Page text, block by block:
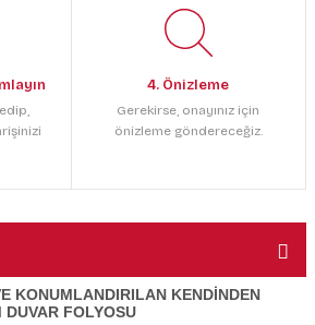
4. Önizleme
Gerekirse, onayınız için
önizleme göndereceğiz.
KONUMLANDIRILAN KENDİNDEN
FOLYOSU